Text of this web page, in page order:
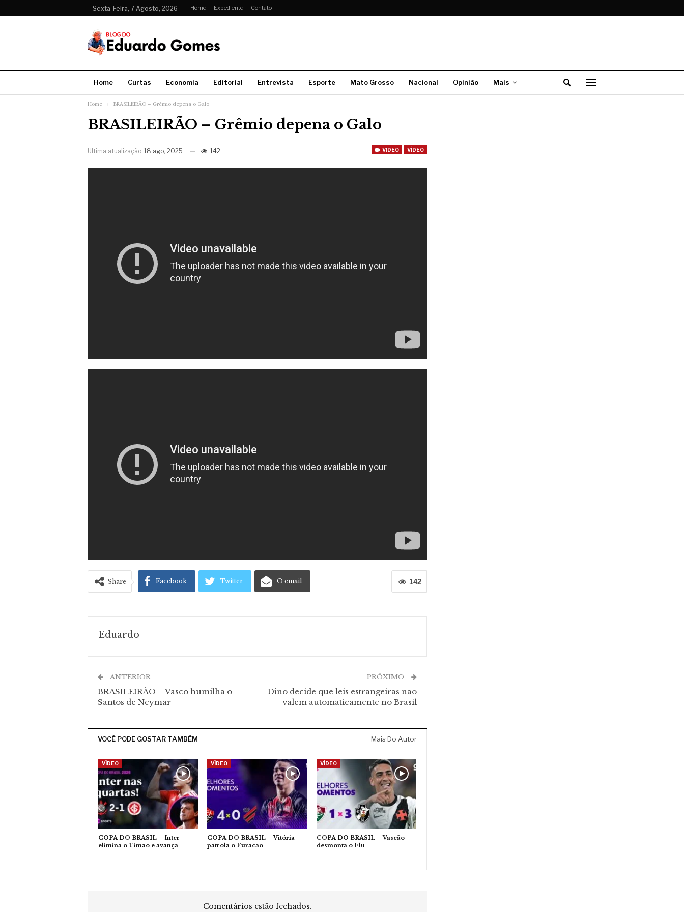
Sexta-Feira, 7 Agosto, 2026 Home Expediente Contato
Home Curtas Economia Editorial Entrevista Esporte Mato Grosso Nacional Opinião Mais
Home BRASILEIRÃO – Grêmio depena o Galo
BRASILEIRÃO – Grêmio depena o Galo
VIDEO VÍDEO
Ultima atualização 18 ago, 2025 142
142
Share Facebook Twitter O email
Eduardo
ANTERIOR
BRASILEIRÃO – Vasco humilha o
Santos de Neymar
PRÓXIMO
Dino decide que leis estrangeiras não
valem automaticamente no Brasil
VOCÊ PODE GOSTAR TAMBÉM Mais Do Autor
VÍDEO
COPA DO BRASIL – Inter
elimina o Timão e avança
VÍDEO
COPA DO BRASIL – Vitória
patrola o Furacão
VÍDEO
COPA DO BRASIL – Vascão
desmonta o Flu
Comentários estão fechados.